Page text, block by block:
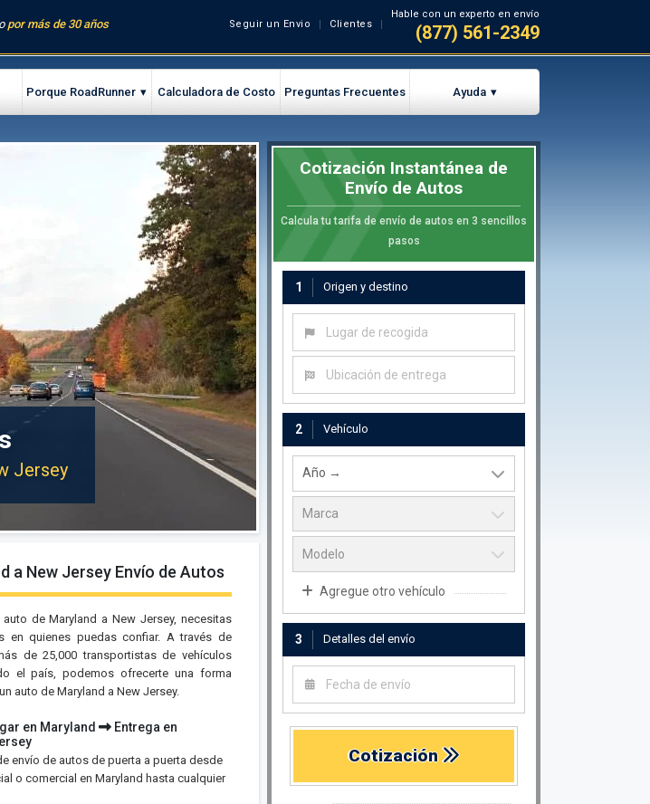
por más de 30 años Seguir un Envio Clientes
Hable con un experto en envío
(877) 561-2349
Porque RoadRunner Calculadora de Costo Preguntas Frecuentes Ayuda
Jersey
a New Jersey Envío de Autos
de Maryland a New Jersey, necesitas
en quienes puedas confiar. A través de
de 25,000 transportistas de vehículos
el país, podemos ofrecerte una forma
auto de Maryland a New Jersey.
en Maryland
Entrega en
envío de autos de puerta a puerta desde
o comercial en Maryland hasta cualquier
Cotización Instantánea de
Envío de Autos
Calcula tu tarifa de envío de autos en 3 sencillos
pasos
1 Origen y destino
Lugar de recogida
Ubicación de entrega
2 Vehículo
Agregue otro vehículo
3 Detalles del envío
Cotización